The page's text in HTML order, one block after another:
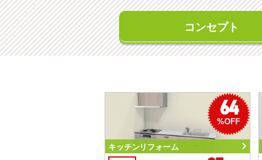
コンセプト
64
%OFF
キッチンリフォーム